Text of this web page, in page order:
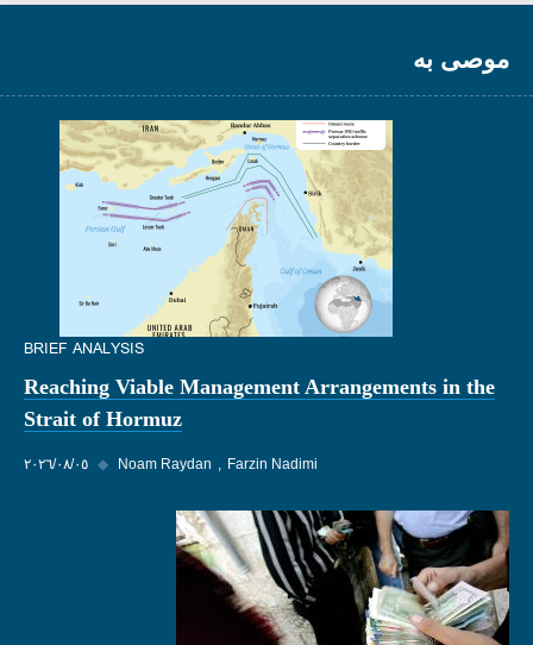
موصى به
BRIEF ANALYSIS
Reaching Viable Management Arrangements in the
Strait of Hormuz
٠٥‏/٠٨‏/٢٠٢٦ ◆ Noam Raydan Farzin Nadimi